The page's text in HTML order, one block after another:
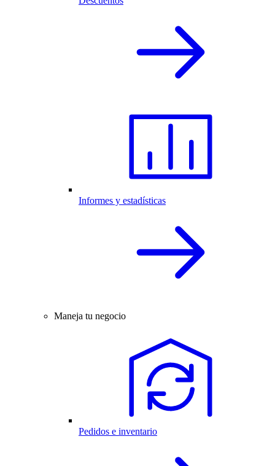
Informes y estadísticas
Maneja tu negocio
Pedidos e inventario